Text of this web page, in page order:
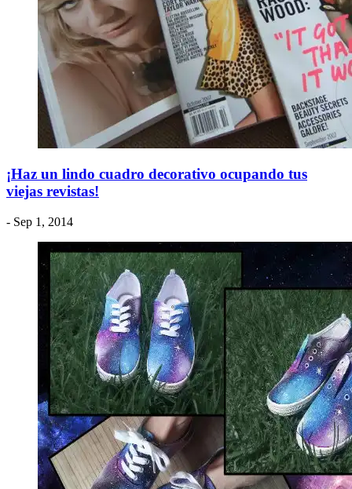
¡Haz un lindo cuadro decorativo ocupando tus
viejas revistas!
- Sep 1, 2014